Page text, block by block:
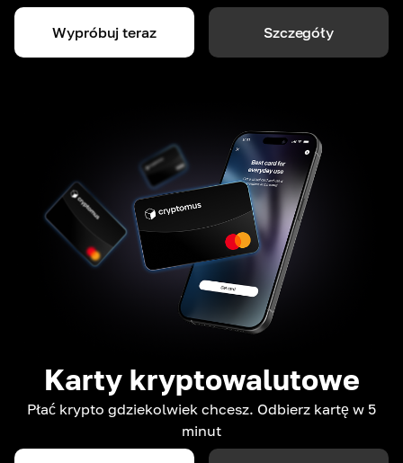
Wypróbuj teraz Szczegóły
Karty kryptowalutowe
Płać krypto gdziekolwiek chcesz. Odbierz kartę w 5
minut